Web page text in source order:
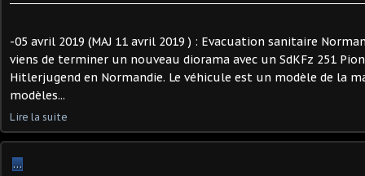
-05 avril 2019 (MAJ 11 avril 2019 ) : Evacuation sanitaire
viens de terminer un nouveau diorama avec un SdKFz 251
Hitlerjugend en Normandie. Le véhicule est un modèle de la
modèles...
Lire la suite
…